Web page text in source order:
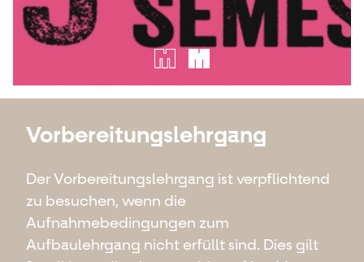
Vorbereitungslehrgang
Der Vorbereitungslehrgang ist verpflichtend
zu besuchen, wenn die
Aufnahmebedingungen zum
Aufbaulehrgang nicht erfüllt sind. Dies gilt